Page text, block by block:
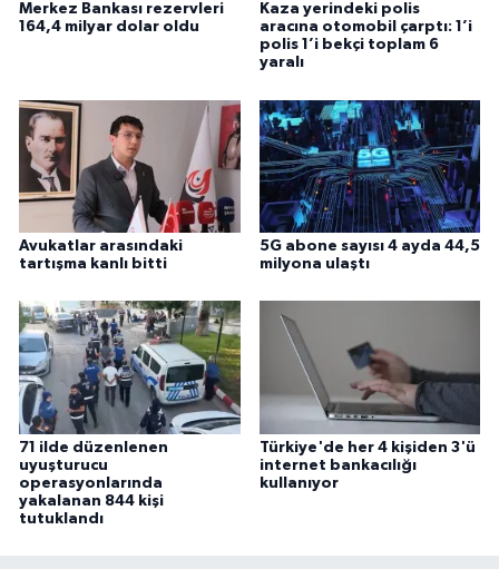
Merkez Bankası rezervleri
164,4 milyar dolar oldu
Kaza yerindeki polis
aracına otomobil çarptı: 1’i
polis 1’i bekçi toplam 6
yaralı
Avukatlar arasındaki
tartışma kanlı bitti
5G abone sayısı 4 ayda 44,5
milyona ulaştı
71 ilde düzenlenen
uyuşturucu
operasyonlarında
yakalanan 844 kişi
tutuklandı
Türkiye'de her 4 kişiden 3'ü
internet bankacılığı
kullanıyor